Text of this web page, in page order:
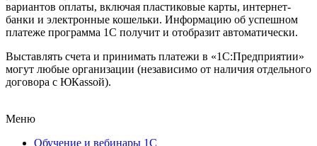
вариантов оплаты, включая пластиковые карты, интернет-
банки и электронные кошельки. Информацию об успешном
платеже программа 1С получит и отобразит автоматически.
Выставлять счета и принимать платежи в «1С:Предприятии»
могут любые организации (независимо от наличия отдельного
договора с ЮКаssой).
Меню
Обучение и вебинары 1С